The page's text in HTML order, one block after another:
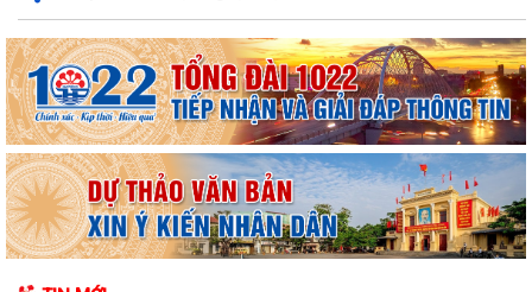
Công văn tham gia ý kiến dự thảo Nghị quyết của Hội đồng nhân dân
phường quy định nội dung chi, mức...
TIẾP TỤC THỰC HIỆN NGHIÊM CHỈ THỊ SỐ 17/CT-UBND CỦA UBND
THÀNH PHỐ HẢI PHÒNG VỀ TĂNG CƯỜNG CÔNG TÁC...
ĐẢNG ỦY PHƯỜNG BẠCH ĐẰNG HỌP TỔ CÔNG TÁC THỰC HIỆN SỐ
HÓA, TẠO LẬP DỮ LIỆU ĐẢNG VIÊN